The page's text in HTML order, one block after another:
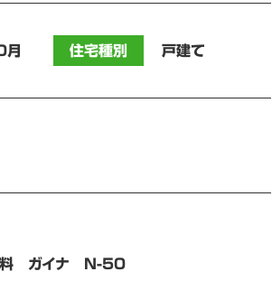
住宅種別 戸建て
料 ガイナ N-50